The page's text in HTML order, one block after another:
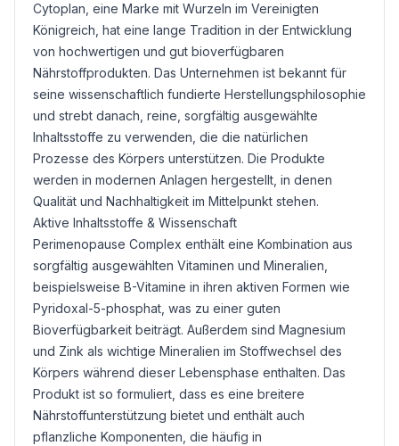
Cytoplan, eine Marke mit Wurzeln im Vereinigten
Königreich, hat eine lange Tradition in der Entwicklung
von hochwertigen und gut bioverfügbaren
Nährstoffprodukten. Das Unternehmen ist bekannt für
seine wissenschaftlich fundierte Herstellungsphilosophie
und strebt danach, reine, sorgfältig ausgewählte
Inhaltsstoffe zu verwenden, die die natürlichen
Prozesse des Körpers unterstützen. Die Produkte
werden in modernen Anlagen hergestellt, in denen
Qualität und Nachhaltigkeit im Mittelpunkt stehen.
Aktive Inhaltsstoffe & Wissenschaft
Perimenopause Complex enthält eine Kombination aus
sorgfältig ausgewählten Vitaminen und Mineralien,
beispielsweise B-Vitamine in ihren aktiven Formen wie
Pyridoxal-5-phosphat, was zu einer guten
Bioverfügbarkeit beiträgt. Außerdem sind Magnesium
und Zink als wichtige Mineralien im Stoffwechsel des
Körpers während dieser Lebensphase enthalten. Das
Produkt ist so formuliert, dass es eine breitere
Nährstoffunterstützung bietet und enthält auch
pflanzliche Komponenten, die häufig in